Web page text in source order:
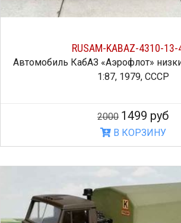
RUSAM-KABAZ-4310-13-
Автомобиль КабАЗ «Аэрофлот»
1:87, 1979, СССР
2000 1499 руб
В КОРЗИНУ